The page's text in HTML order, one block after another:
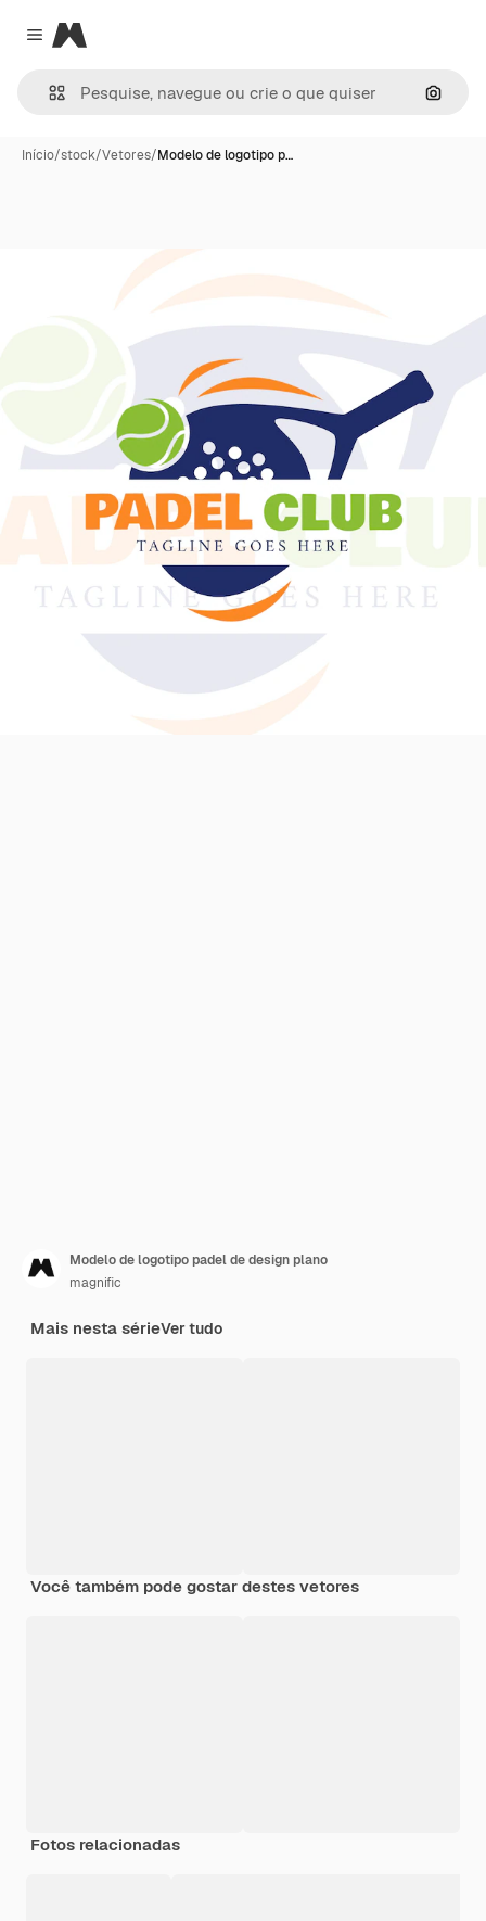
Close menu
Magnific
Início/stock/Vetores/Modelo de logotipo p…
Modelo de logotipo padel de design plano
magnific
Mais nesta sérieVer tudo
Você também pode gostar destes vetores
Fotos relacionadas